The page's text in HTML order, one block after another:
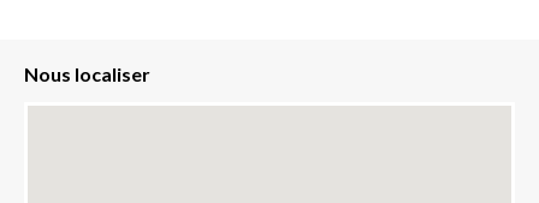
Nous localiser